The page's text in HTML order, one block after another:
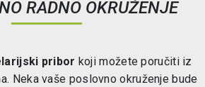
RADNO OKRUŽENJE
pribor koji možete poručiti iz
Neka vaše poslovno okruženje bude